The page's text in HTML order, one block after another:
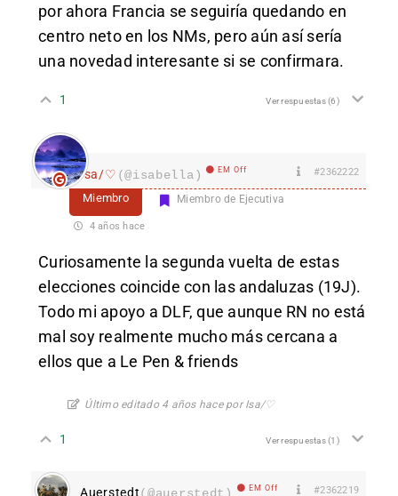
por ahora Francia se seguiría quedando en
centro neto en los NMs, pero aún así sería
una novedad interesante si se confirmara.
1 Ver respuestas(6)
Isa/♡ (@isabella) EM Off #2362222
Miembro Miembro de Ejecutiva
4 años hace
Curiosamente la segunda vuelta de estas
elecciones coincide con las andaluzas (19J).
Todo mi apoyo a DLF, que aunque RN no está
mal soy realmente mucho más cercana a
ellos que a Le Pen & friends
Último editado 4 años hace por Isa/♡
1 Ver respuestas(1)
Auerstedt(@auerstedt) EM Off #2362219